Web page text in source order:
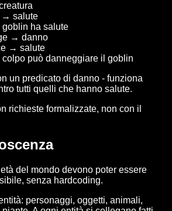
→ salute
ha salute
→ danno
→ salute
può danneggiare il goblin
un predicato di danno - funziona
tutti quelli che hanno salute.
richieste formalizzate, non con il
del mondo devono poter essere
senza hardcoding.
personaggi, oggetti, animali,